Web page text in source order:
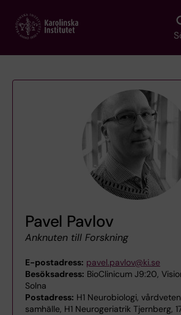
main
Pavel Pavlov
Anknuten till Forskning
E-postadress: pavel.pavlov@ki.se
Besöksadress: BioClinicum J9:20,
Solna
Postadress: H1 Neurobiologi,
samhälle, H1 Neurogeriatrik Tjernberg,